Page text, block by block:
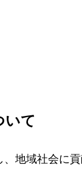
いて
地域社会に